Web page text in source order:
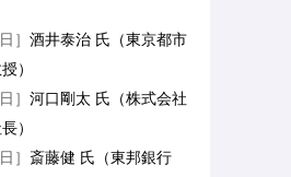
］酒井泰治 氏（東京都市
）
］河口剛太 氏（株式会社
）
］斎藤健 氏（東邦銀行